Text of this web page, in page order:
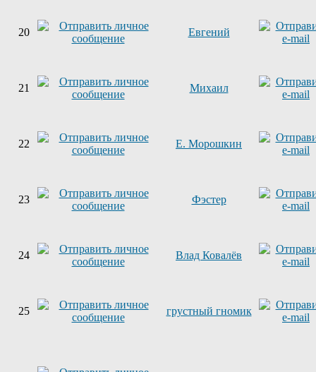
20 Евгений
21 Михаил
22 Е. Морошкин
23 Фэстер
24 Влад Ковалёв
25 грустный гномик